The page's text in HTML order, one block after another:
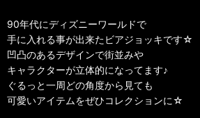
90年代にディズニーワールドで
手に入れる事が出来たビアジョッキです☆
凹凸のあるデザインで街並みや
キャラクターが立体的になってます♪
ぐるっと一周どの角度から見ても
可愛いアイテムをぜひコレクションに☆